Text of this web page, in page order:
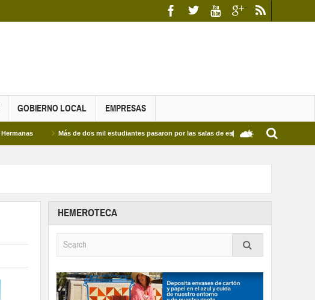
GOBIERNO LOCAL EMPRESAS
Más de dos mil estudiantes pasaron por las salas de estudio de las Bibliotecas
HEMEROTECA